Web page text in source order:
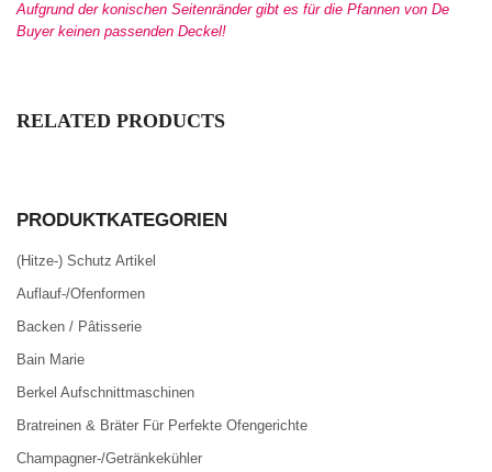
Aufgrund der konischen Seitenränder gibt es für die Pfannen von De
Buyer keinen passenden Deckel!
RELATED PRODUCTS
PRODUKTKATEGORIEN
(Hitze-) Schutz Artikel
Auflauf-/Ofenformen
Backen / Pâtisserie
Bain Marie
Berkel Aufschnittmaschinen
Bratreinen & Bräter Für Perfekte Ofengerichte
Champagner-/Getränkekühler